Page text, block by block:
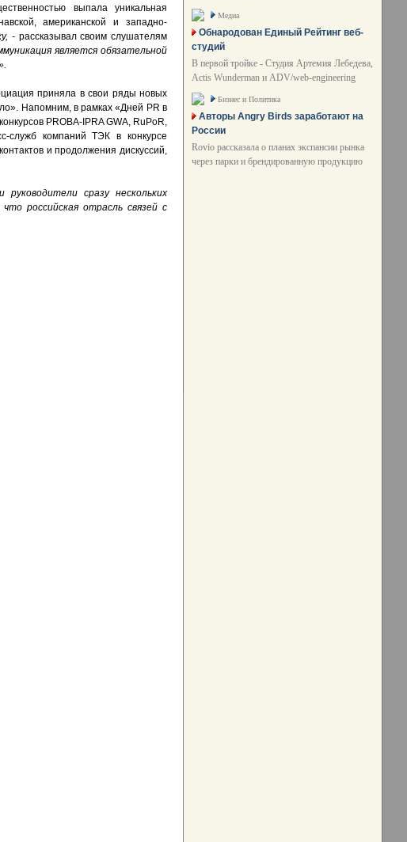
выпала уникальная
американской и западно-
- рассказывал своим слушателям
является обязательной
приняла в свои ряды новых
Напомним, в рамках «Дней PR в
PROBA-IPRA GWA, RuPoR,
служб компаний ТЭК в конкурсе
и продолжения дискуссий,
сразу нескольких
российская отрасль связей с
Медиа
Обнародован Единый Рейтинг веб-
студий
В первой тройке - Студия Артемия Лебедева,
Actis Wunderman и ADV/web-engineering
Бизнес и Политика
Авторы Angry Birds заработают на
России
Rovio рассказала о планах экспансии рынка
через парки и брендированную продукцию